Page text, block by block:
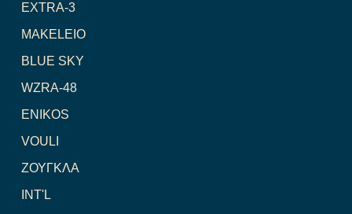
EXTRA-3
MAKELEIO
BLUE SKY
WZRA-48
ENIKOS
VOULI
ΖΟΥΓΚΛΑ
INT'L